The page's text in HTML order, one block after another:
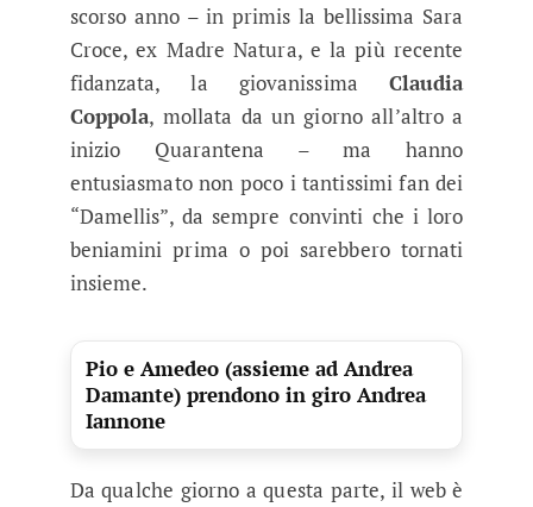
scorso anno – in primis la bellissima Sara
Croce, ex Madre Natura, e la più recente
fidanzata, la giovanissima Claudia
Coppola, mollata da un giorno all’altro a
inizio Quarantena – ma hanno
entusiasmato non poco i tantissimi fan dei
“Damellis”, da sempre convinti che i loro
beniamini prima o poi sarebbero tornati
insieme.
Pio e Amedeo (assieme ad Andrea
Damante) prendono in giro Andrea
Iannone
Da qualche giorno a questa parte, il web è